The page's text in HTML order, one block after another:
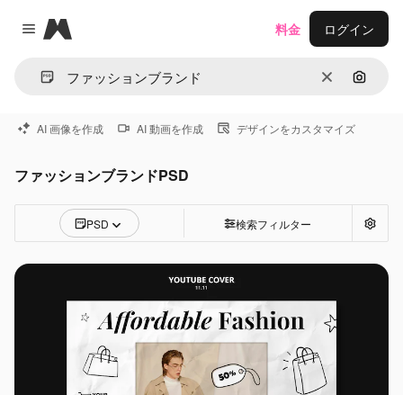
Close menu
Magnific
消去 画像で
料金 ログイン
AI 画像を作成 AI 動画を作成 デザインをカスタマイズ
ファッションブランドPSD
PSD 検索フィルター